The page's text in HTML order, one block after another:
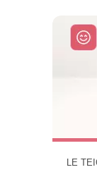
LE